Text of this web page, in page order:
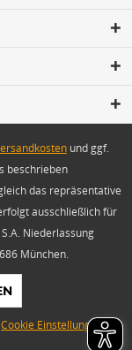
und ggf.
beschrieben
das repräsentative
ausschließlich für
Niederlassung
München.
Cookie Einstellungen